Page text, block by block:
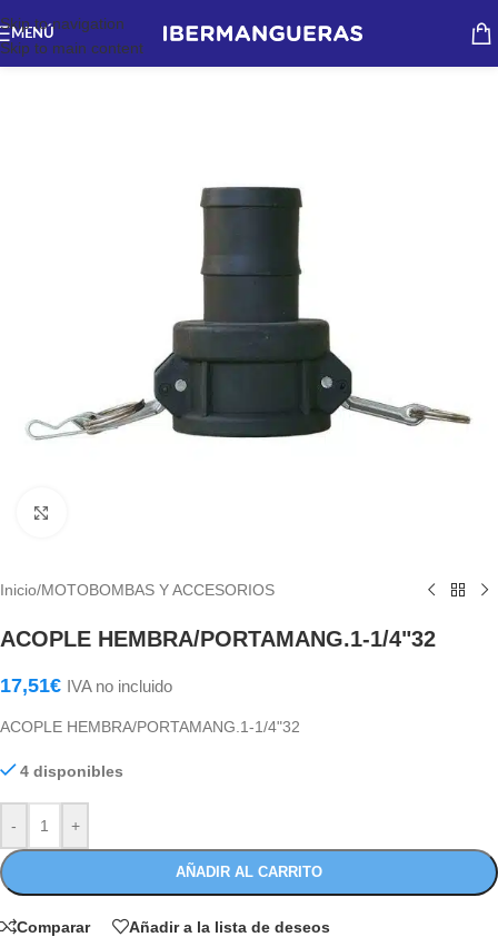
Skip to navigation
Skip to main content
MENÚ
Inicio/MOTOBOMBAS Y ACCESORIOS
ACOPLE HEMBRA/PORTAMANG.1-1/4"32
17,51€ IVA no incluido
ACOPLE HEMBRA/PORTAMANG.1-1/4"32
4 disponibles
- +
AÑADIR AL CARRITO
Comparar Añadir a la lista de deseos